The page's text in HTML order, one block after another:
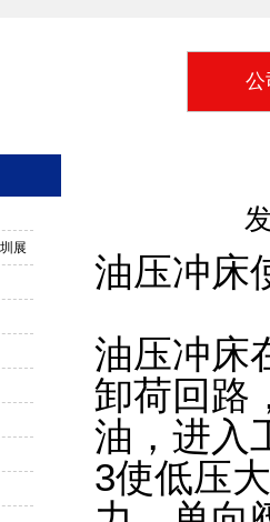
公
展
油压冲床
油压冲床
卸荷回路
油，进入
3使低压